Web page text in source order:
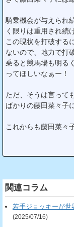
騎乗機会が与えられ
く限りは重用され続
この現状を打破する
ないので、地力で打
乗ると競馬場も明る
ってほしいなぁー！
ただ、そうは言って
ばかりの藤田菜々子
これからも藤田菜々
関連コラム
若手ジョッキーが世
(2025/07/16)